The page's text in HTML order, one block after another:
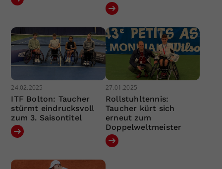
24.02.2025
ITF Bolton: Taucher
stürmt eindrucksvoll
zum 3. Saisontitel
27.01.2025
Rollstuhltennis:
Taucher kürt sich
erneut zum
Doppelweltmeister